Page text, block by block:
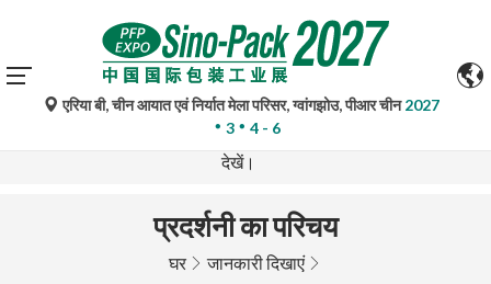
गूगल ट्रांसलेट द्वारा किए गए स्वचालित अनुवाद केवल संदर्भ के लिए हैं और
त्रुटिपूर्ण हो सकते हैं। किसी भी प्रश्न के लिए कृपया मूल भाषा संस्करण
देखें।
एरिया बी, चीन आयात एवं निर्यात मेला परिसर, ग्वांगझोउ, पीआर चीन2027
3
4 - 6
प्रदर्शनी का परिचय
घर जानकारी दिखाएं